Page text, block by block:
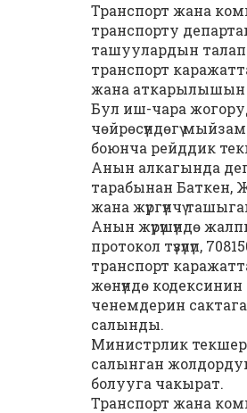
Транспорт жана
транспорту
ташуулардын
транспорт
жана аткарылышын
Бул иш-чара
чөйрөсүндөгү
боюнча рейддик
Анын алкагында
тарабынан Баткен,
жана жүргүнчү
Анын жүрүшүндө
протокол түзүлүп,
транспорт
жөнүндө
ченемдерин
салынды.
Министрлик текшерүү
салынган
болууга чакырат.
Транспорт жана